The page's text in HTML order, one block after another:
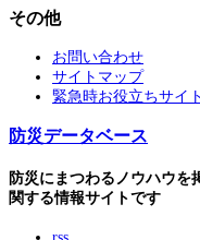
その他
お問い合わせ
サイトマップ
緊急時お役立ちサイト
防災データベース
防災にまつわるノウハウを
関する情報サイトです